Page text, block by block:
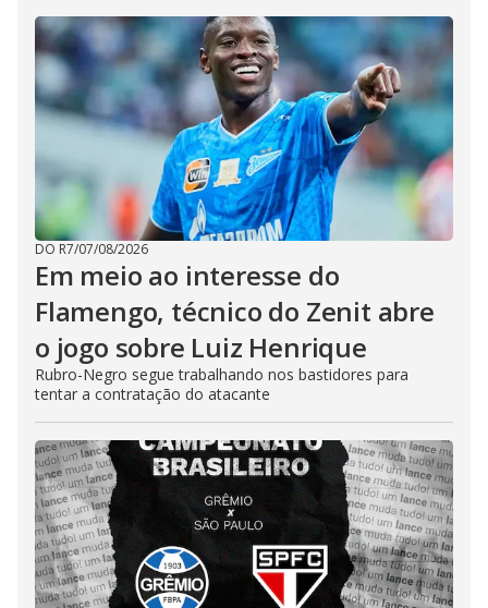
DO R7/07/08/2026
Em meio ao interesse do
Flamengo, técnico do Zenit abre
o jogo sobre Luiz Henrique
Rubro-Negro segue trabalhando nos bastidores para
tentar a contratação do atacante